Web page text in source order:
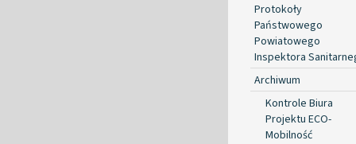
Protokoły
Państwowego
Powiatowego
Inspektora
Archiwum
Kontrole Biura
Projektu ECO-
Mobilność